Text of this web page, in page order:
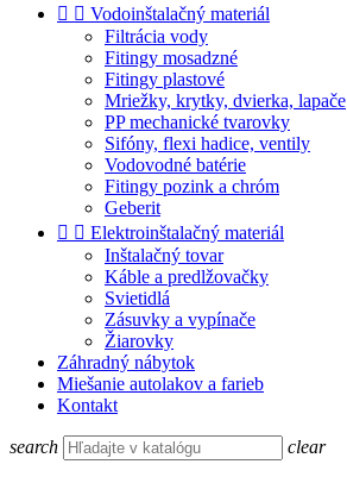
  Vodoinštalačný materiál
Filtrácia vody
Fitingy mosadzné
Fitingy plastové
Mriežky, krytky, dvierka, lapače
PP mechanické tvarovky
Sifóny, flexi hadice, ventily
Vodovodné batérie
Fitingy pozink a chróm
Geberit
  Elektroinštalačný materiál
Inštalačný tovar
Káble a predlžovačky
Svietidlá
Zásuvky a vypínače
Žiarovky
Záhradný nábytok
Miešanie autolakov a farieb
Kontakt
search clear